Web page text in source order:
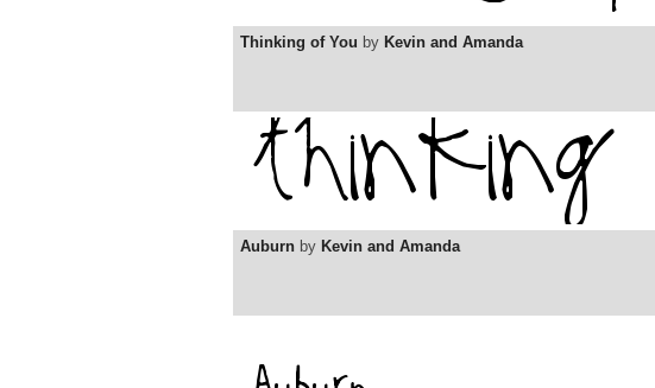
Thinking of You by Kevin and Amanda
Auburn by Kevin and Amanda